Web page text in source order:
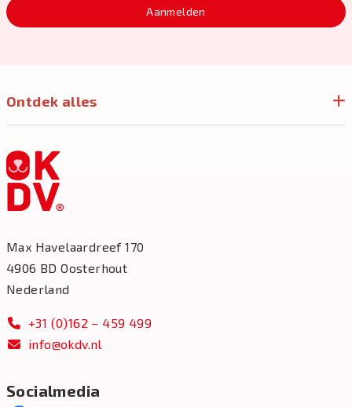
Aanmelden
Ontdek alles
Max Havelaardreef 170
4906 BD Oosterhout
Nederland
+31 (0)162 – 459 499
info@okdv.nl
Socialmedia